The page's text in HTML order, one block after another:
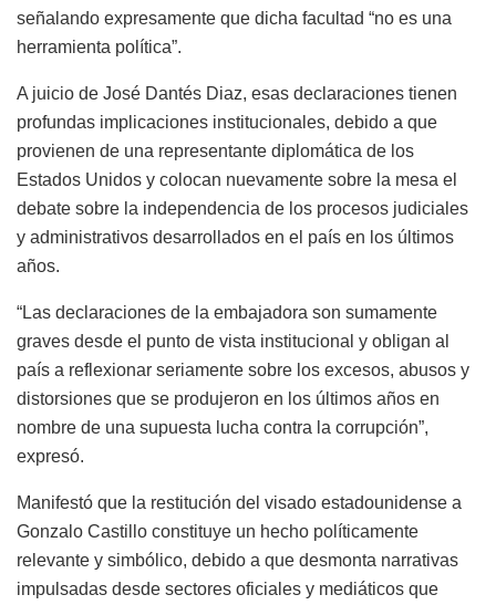
señalando expresamente que dicha facultad “no es una
herramienta política”.
A juicio de José Dantés Diaz, esas declaraciones tienen
profundas implicaciones institucionales, debido a que
provienen de una representante diplomática de los
Estados Unidos y colocan nuevamente sobre la mesa el
debate sobre la independencia de los procesos judiciales
y administrativos desarrollados en el país en los últimos
años.
“Las declaraciones de la embajadora son sumamente
graves desde el punto de vista institucional y obligan al
país a reflexionar seriamente sobre los excesos, abusos y
distorsiones que se produjeron en los últimos años en
nombre de una supuesta lucha contra la corrupción”,
expresó.
Manifestó que la restitución del visado estadounidense a
Gonzalo Castillo constituye un hecho políticamente
relevante y simbólico, debido a que desmonta narrativas
impulsadas desde sectores oficiales y mediáticos que